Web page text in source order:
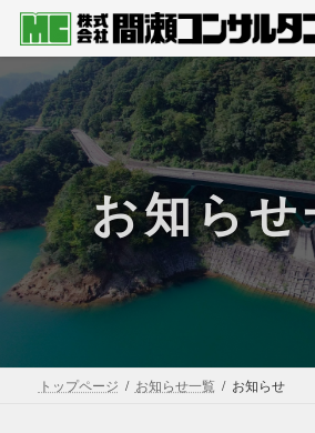
テ
ン
ツ
へ
ス
キ
ッ
プ
ゲ
ー
シ
ョ
ン
に
移
動
お知ら
トップページ お知らせ一覧 お知らせ